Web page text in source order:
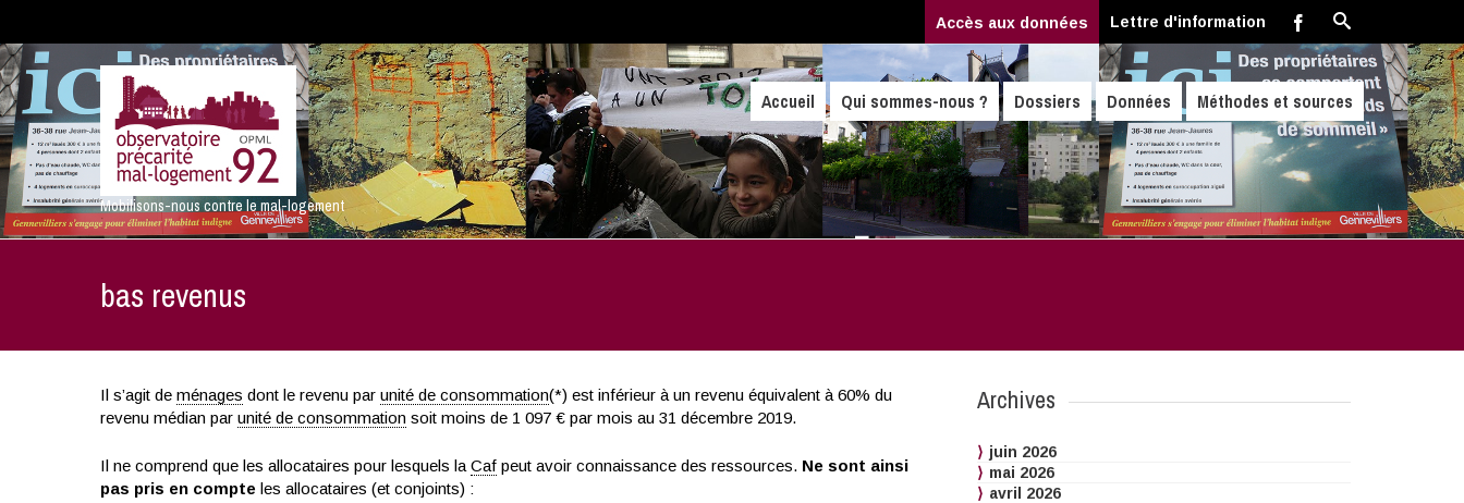
Accès aux données Lettre d'information
Mobilisons-nous contre le mal-logement
Accueil Qui sommes-nous ? Dossiers Données Méthodes et sources
bas revenus
Il s’agit de ménages dont le revenu par unité de consommation(*) est inférieur à un revenu équivalent à 60% du
revenu médian par unité de consommationsoit moins de 1 097 € par mois au 31 décembre 2019.
Il ne comprend que les allocataires pour lesquels la Cafpeut avoir connaissance des ressources. Ne sont ainsi
pas pris en compte les allocataires (et conjoints) :
Archives
juin 2026
mai 2026
avril 2026